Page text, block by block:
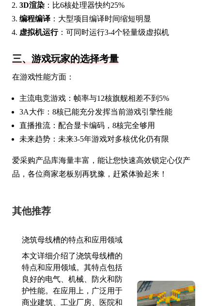
3D渲染 ：比6核处理器快约25%
编程编译 ：大型项目编译时间缩短明显
虚拟机运行：可同时运行3-4个轻量级虚拟机
三、游戏玩家的选择考量
在游戏性能方面：
主流电竞游戏：帧率与12核旗舰相差不到5%
3A大作：8核已能充分发挥当前游戏引擎性能
直播推流：配合显卡编码，8核完全够用
未来趋势：未来3-5年游戏对多核优化仍有限
爱采购产品库海量丰富，能让您快速高效锁定心仪产
品，各位商家老板别再犹豫，赶紧体验起来！
其他推荐
浇筑母线槽的特点和应用领域
本文详细介绍了浇筑母线槽的
特点和应用领域。其特点包括
良好的电气、机械、防火和防
护性能。在应用上，广泛用于
商业建筑、工业厂房、医院和